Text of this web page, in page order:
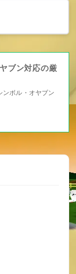
ブン対応の厳
ボル・オヤブン